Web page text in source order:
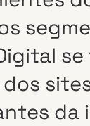
se
dos
da